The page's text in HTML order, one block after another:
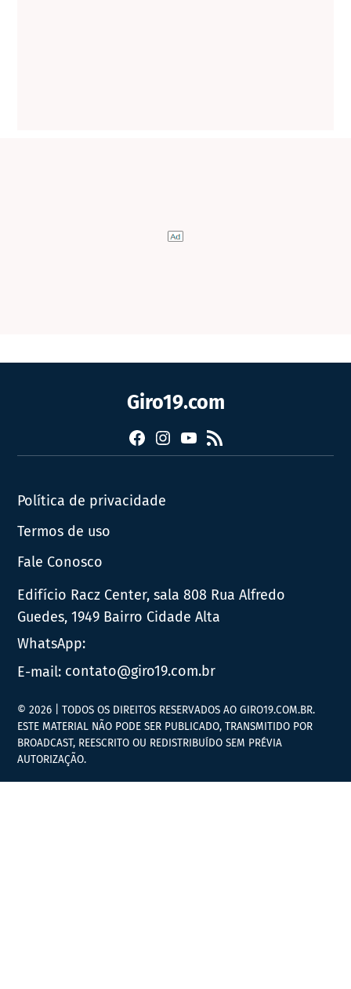
Giro19.com
FacebookInstagram
YouTube
RSS
Política de privacidade
Termos de uso
Fale Conosco
Edifício Racz Center, sala 808 Rua Alfredo
Guedes, 1949 Bairro Cidade Alta
WhatsApp:
E-mail: contato@giro19.com.br
© 2026 | TODOS OS DIREITOS RESERVADOS AO GIRO19.COM.BR.
ESTE MATERIAL NÃO PODE SER PUBLICADO, TRANSMITIDO POR
BROADCAST, REESCRITO OU REDISTRIBUÍDO SEM PRÉVIA
AUTORIZAÇÃO.